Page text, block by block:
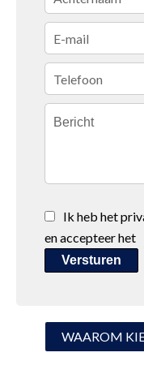
Ik heb het
en accepteer het
Versturen
WAAROM